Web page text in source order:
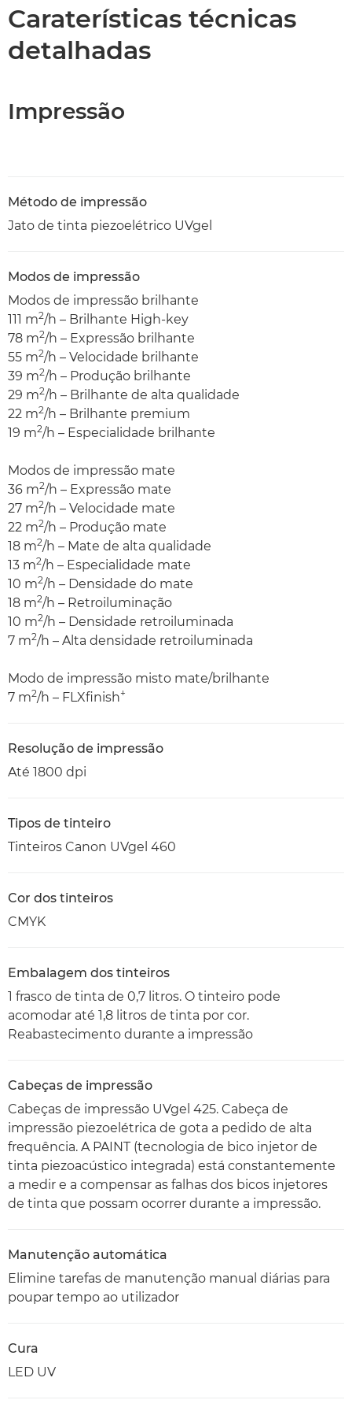
Transferência de PDF
Caraterísticas técnicas
detalhadas
Impressão
Método de impressão
Jato de tinta piezoelétrico UVgel
Modos de impressão
Modos de impressão brilhante
111 m2/h – Brilhante High-key
78 m2/h – Expressão brilhante
55 m2/h – Velocidade brilhante
39 m2/h – Produção brilhante
29 m2/h – Brilhante de alta qualidade
22 m2/h – Brilhante premium
19 m2/h – Especialidade brilhante
Modos de impressão mate
36 m2/h – Expressão mate
27 m2/h – Velocidade mate
22 m2/h – Produção mate
18 m2/h – Mate de alta qualidade
13 m2/h – Especialidade mate
10 m2/h – Densidade do mate
18 m2/h – Retroiluminação
10 m2/h – Densidade retroiluminada
7 m2/h – Alta densidade retroiluminada
Modo de impressão misto mate/brilhante
7 m2/h – FLXfinish+
Resolução de impressão
Até 1800 dpi
Tipos de tinteiro
Tinteiros Canon UVgel 460
Cor dos tinteiros
CMYK
Embalagem dos tinteiros
1 frasco de tinta de 0,7 litros. O tinteiro pode
acomodar até 1,8 litros de tinta por cor.
Reabastecimento durante a impressão
Cabeças de impressão
Cabeças de impressão UVgel 425. Cabeça de
impressão piezoelétrica de gota a pedido de alta
frequência. A PAINT (tecnologia de bico injetor de
tinta piezoacústico integrada) está constantemente
a medir e a compensar as falhas dos bicos injetores
de tinta que possam ocorrer durante a impressão.
Manutenção automática
Elimine tarefas de manutenção manual diárias para
poupar tempo ao utilizador
Cura
LED UV